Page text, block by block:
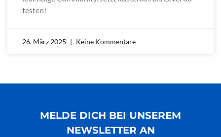
testen!
26. März 2025 Keine Kommentare
MELDE DICH BEI UNSEREM
NEWSLETTER AN